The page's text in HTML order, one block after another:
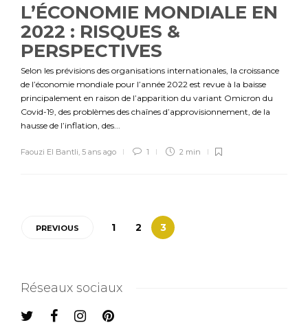
L’ÉCONOMIE MONDIALE EN
2022 : RISQUES &
PERSPECTIVES
Selon les prévisions des organisations internationales, la croissance
de l’économie mondiale pour l’année 2022 est revue à la baisse
principalement en raison de l’apparition du variant Omicron du
Covid-19, des problèmes des chaînes d’approvisionnement, de la
hausse de l’inflation, des...
Faouzi El Bantli 5 ans ago 1 2 min
PREVIOUS 1 2 3
Réseaux sociaux